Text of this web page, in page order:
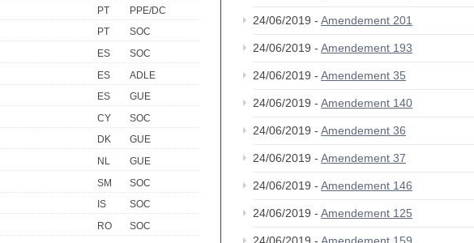
PT
PPE/DC
PT
SOC
ES
SOC
ES
ADLE
ES
GUE
CY
SOC
DK
GUE
NL
GUE
SM
SOC
IS
SOC
RO
SOC
24/06/2019 - Amendement 201
24/06/2019 - Amendement 193
24/06/2019 - Amendement 35
24/06/2019 - Amendement 140
24/06/2019 - Amendement 36
24/06/2019 - Amendement 37
24/06/2019 - Amendement 146
24/06/2019 - Amendement 125